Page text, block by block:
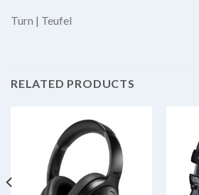
Turn | Teufel
RELATED PRODUCTS